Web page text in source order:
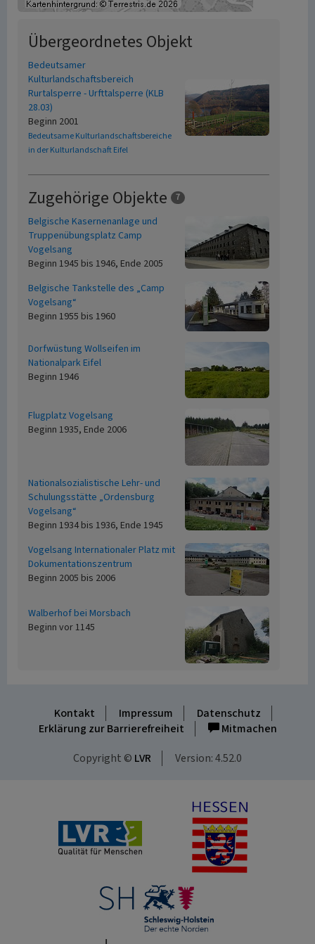
Übergeordnetes Objekt
Bedeutsamer
Kulturlandschaftsbereich
Rurtalsperre - Urfttalsperre (KLB
28.03)
Beginn 2001
Bedeutsame Kulturlandschaftsbereiche
in der Kulturlandschaft Eifel
Zugehörige Objekte 7
Belgische Kasernenanlage und
Truppenübungsplatz Camp
Vogelsang
Beginn 1945 bis 1946, Ende 2005
Belgische Tankstelle des „Camp
Vogelsang“
Beginn 1955 bis 1960
Dorfwüstung Wollseifen im
Nationalpark Eifel
Beginn 1946
Flugplatz Vogelsang
Beginn 1935, Ende 2006
Nationalsozialistische Lehr- und
Schulungsstätte „Ordensburg
Vogelsang“
Beginn 1934 bis 1936, Ende 1945
Vogelsang Internationaler Platz mit
Dokumentationszentrum
Beginn 2005 bis 2006
Walberhof bei Morsbach
Beginn vor 1145
Kontakt Impressum
Datenschutz
Erklärung zur Barrierefreiheit
Mitmachen
Copyright © LVR Version: 4.52.0